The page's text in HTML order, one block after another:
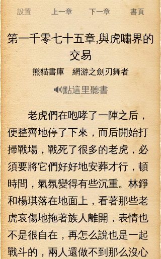
設置 上一章 下一章 書頁
第一千零七十五章,與虎嘯界的
交易
熊貓書庫 網游之劍刃舞者
🔊點這里聽書
老虎們在咆哮了一陣之后，
便整齊地停了下來，而后開始打
掃戰場，戰死了很多的老虎，必
須要將它們好好地安葬才行，頓
時間，氣氛變得有些沉重。林錚
和楊琪落在地面上，看著那些老
虎哀傷地拖著族人離開，表情也
不是很自在，再怎么說也是一起
戰斗的，兩人還做不到那么沒心